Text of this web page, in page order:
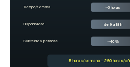
Tiempo/semana
Disponibilidad
Solicitudes perdidas
~5 horas
de 9 a 18 h
~40 %
5 horas/semana = 260 horas/